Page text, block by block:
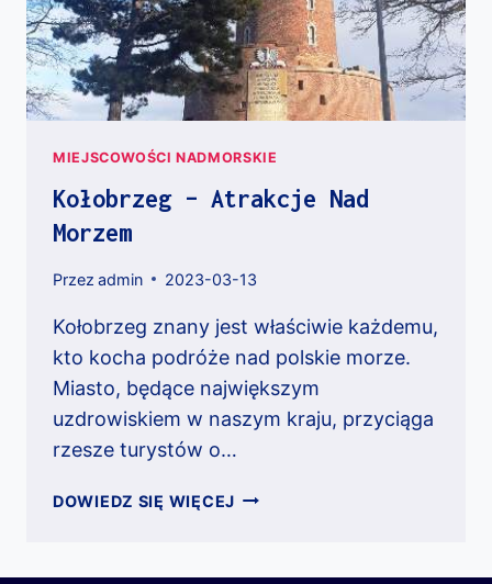
MIEJSCOWOŚCI NADMORSKIE
Kołobrzeg – Atrakcje Nad
Morzem
Przez admin 2023-03-13
Kołobrzeg znany jest właściwie każdemu,
kto kocha podróże nad polskie morze.
Miasto, będące największym
uzdrowiskiem w naszym kraju, przyciąga
rzesze turystów o…
DOWIEDZ SIĘ WIĘCEJ KOŁOBRZEG
NAD